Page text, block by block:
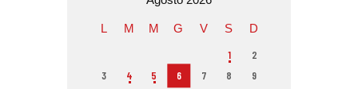
L M M G V S D
1
2
3
4 5 6 7 8
9